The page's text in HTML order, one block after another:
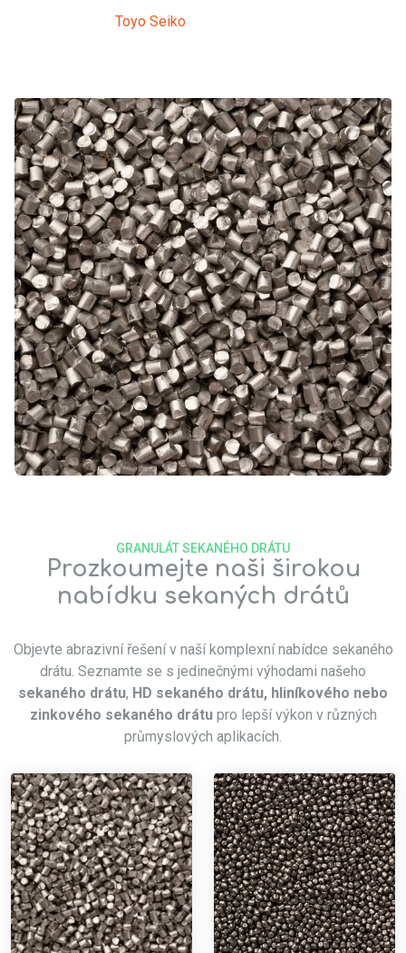
Toyo Seiko
Prozkoumejte naši širokou
nabídku sekaných drátů
GRANULÁT SEKANÉHO DRÁTU
Objevte abrazivní řešení v naší komplexní nabídce sekaného
drátu. Seznamte se s jedinečnými výhodami našeho
sekaného drátu, HD sekaného drátu, hliníkového nebo
zinkového sekaného drátupro lepší výkon v různých
průmyslových aplikacích.